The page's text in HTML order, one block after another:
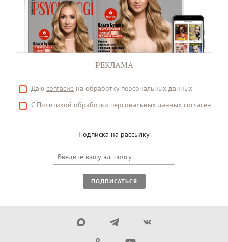
РЕКЛАМА
Даю согласие на обработку персональных данных
С Политикой обработки персональных данных согласен
Подписка на рассылку
ПОДПИСАТЬСЯ